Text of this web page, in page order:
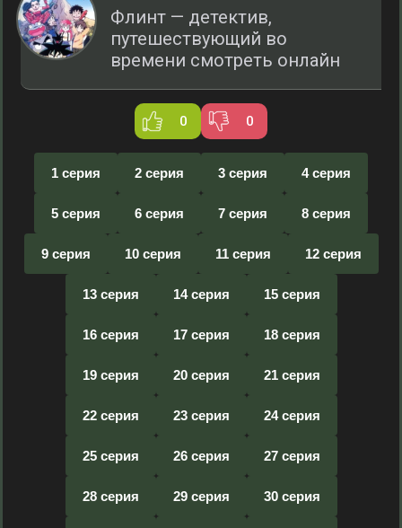
Флинт — детектив,
путешествующий во
времени смотреть онлайн
0 0
1 серия 2 серия 3 серия 4 серия
5 серия 6 серия 7 серия 8 серия
9 серия 10 серия 11 серия 12 серия
13 серия 14 серия 15 серия
16 серия 17 серия 18 серия
19 серия 20 серия 21 серия
22 серия 23 серия 24 серия
25 серия 26 серия 27 серия
28 серия 29 серия 30 серия